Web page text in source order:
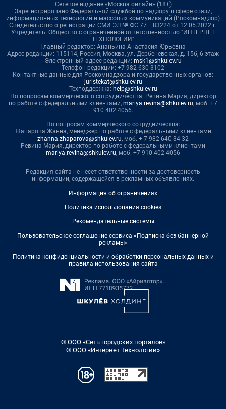
Сетевое издание «Москва онлайн» (18+)
Зарегистрировано Федеральной службой по надзору в сфере связи,
информационных технологий и массовых коммуникаций (Роскомнадзор)
Свидетельство о регистрации СМИ ЭЛ № ФС 77— 83224 от 12.05.2022 г.
Учредитель: Общество с ограниченной ответственностью "ИНТЕРНЕТ
ТЕХНОЛОГИИ"
Главный редактор: Ананьина Анастасия Юрьевна
Адрес редакции: 115114, Россия, Москва, ул. Дербеневская, д. 15б, 6 этаж
Электронный адрес редакции: msk1@shkulev.ru
Телефон редакции: +7 982 630 3102
Контактные данные для Роскомнадзора и государственных органов:
juristekat@shkulev.ru
Техподдержка: help@shkulev.ru
По вопросам коммерческого сотрудничества: Ревина Мария, директор
по работе с федеральными клиентами, mariya.revina@shkulev.ru, моб. +7
910 402 4056.
По вопросам коммерческого сотрудничества:
Жапарова Жанна, менеджер по работе с федеральными клиентами
zhanna.zhaparova@shkulev.ru, моб. + 7 982 640 34 32
Ревина Мария, директор по работе с федеральными клиентами
mariya.revina@shkulev.ru, моб. +7 910 402 4056
Редакция сайта не несет ответственности за достоверность
информации, содержащейся в рекламных объявлениях.
Информация об ограничениях
Политика использования cookies
Рекомендательные системы
Пользовательское соглашение сервиса «Подписка без баннерной
рекламы»
Политика конфиденциальности и обработки персональных данных и
правила использования сайта
© ООО «Сеть городских порталов»
© ООО «Интернет Технологии»